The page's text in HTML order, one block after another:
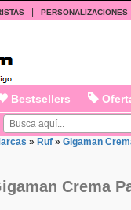
PERSONALIZACIONES
Bestsellers
» Ruf » Gigaman
Crema